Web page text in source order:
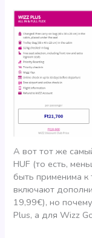
А вот тот же
HUF (то есть,
быть применима
включают
19,99€), но
Plus, а для Wizz